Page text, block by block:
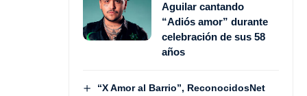
Aguilar cantando
“Adiós amor” durante
celebración de sus 58
años
“X Amor al Barrio”, ReconocidosNet